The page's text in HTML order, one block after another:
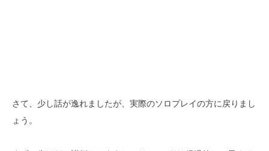
さて、少し話が逸れましたが、実際のソロプレイの方に戻りまし
ょう。